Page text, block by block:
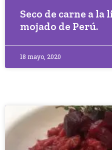
Seco de carne a la
mojado de Perú.
18 mayo, 2020